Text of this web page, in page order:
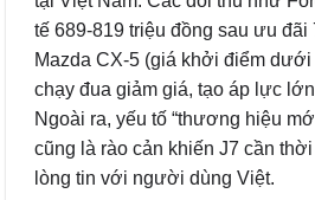
tế 689-819 triệu đồng sau ưu đãi
Mazda CX-5 (giá khởi điểm
chạy đua giảm giá, tạo áp lực
Ngoài ra, yếu tố “thương hiệu
cũng là rào cản khiến J7 cần
lòng tin với người dùng Việt.